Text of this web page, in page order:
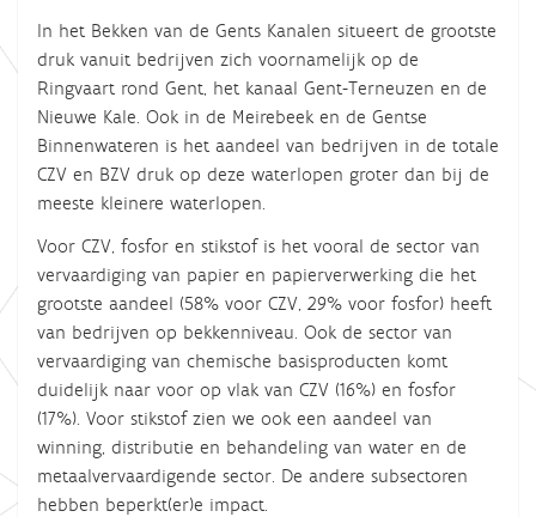
In het Bekken van de Gents Kanalen situeert de grootste
druk vanuit bedrijven zich voornamelijk op de
Ringvaart rond Gent, het kanaal Gent-Terneuzen en de
Nieuwe Kale. Ook in de Meirebeek en de Gentse
Binnenwateren is het aandeel van bedrijven in de totale
CZV en BZV druk op deze waterlopen groter dan bij de
meeste kleinere waterlopen.
Voor CZV, fosfor en stikstof is het vooral de sector van
vervaardiging van papier en papierverwerking die het
grootste aandeel (58% voor CZV, 29% voor fosfor) heeft
van bedrijven op bekkenniveau. Ook de sector van
vervaardiging van chemische basisproducten komt
duidelijk naar voor op vlak van CZV (16%) en fosfor
(17%). Voor stikstof zien we ook een aandeel van
winning, distributie en behandeling van water en de
metaalvervaardigende sector. De andere subsectoren
hebben beperkt(er)e impact.